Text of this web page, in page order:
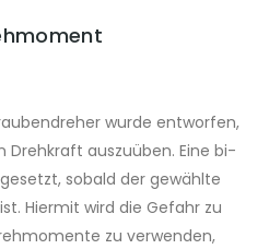
wurde entworfen,
auszuüben. Eine bi-
sobald der gewählte
Hiermit wird die Gefahr zu
zu verwenden,